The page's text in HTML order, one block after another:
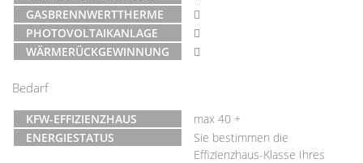
GASBRENNWERTTHERME
PHOTOVOLTAIKANLAGE
WÄRMERÜCKGEWINNUNG
Bedarf
KFW-EFFIZIENZHAUS
max 40 +
ENERGIESTATUS
Sie bestimmen die
Effizienzhaus-Klasse Ihres